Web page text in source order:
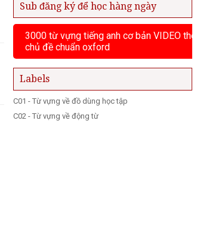
Sub đăng ký để học hàng ngày
3000 từ vựng tiếng anh cơ bản VIDEO theo
chủ đề chuẩn oxford
Labels
C01 - Từ vựng về đồ dùng học tập
C02 - Từ vựng về động từ